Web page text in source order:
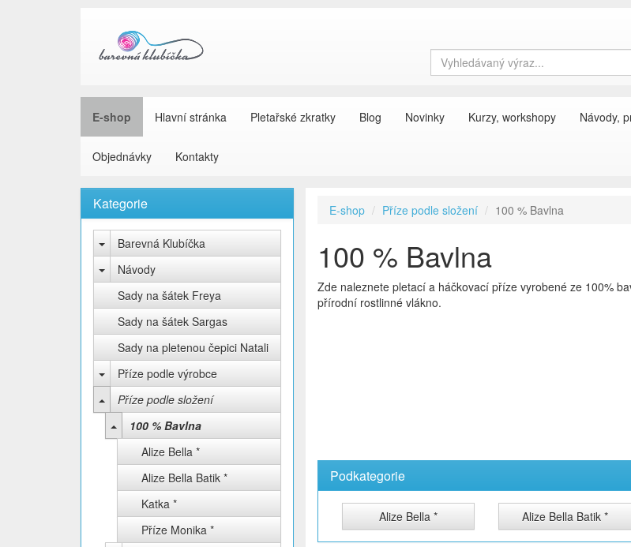
E-shop Hlavní stránka Pletařské zkratky Blog Novinky Kurzy, workshopy Návody,
Objednávky Kontakty
Kategorie
Barevná Klubíčka
Návody
Sady na šátek Freya
Sady na šátek Sargas
Sady na pletenou čepici Natali
Příze podle výrobce
Příze podle složení
100 % Bavlna
Alize Bella *
Alize Bella Batik *
Katka *
Příze Monika *
E-shop Příze podle složení 100 % Bavlna
100 % Bavlna
Zde naleznete pletací a háčkovací příze vyrobené ze 100%
přírodní rostlinné vlákno.
Podkategorie
Alize Bella * Alize Bella Batik *